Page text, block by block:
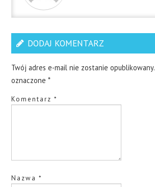
DODAJ KOMENTARZ
Twój adres e-mail nie zostanie opublikowany.
oznaczone*
Komentarz*
Nazwa*